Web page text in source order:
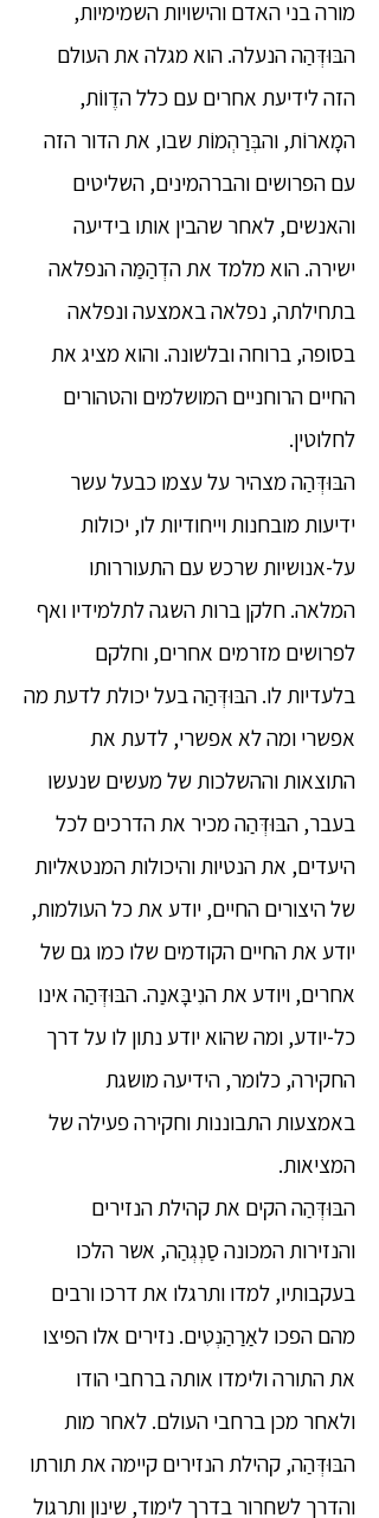
מורה בני האדם והישויות השמימיות,
הבּוּדְּהַה הנעלה. הוא מגלה את העולם
הזה לידיעת אחרים עם כלל הדֶווֹת,
המָארוֹת, והבְּרַהְמוֹת שבו, את הדור הזה
עם הפרושים והברהמינים, השליטים
והאנשים, לאחר שהבין אותו בידיעה
ישירה. הוא מלמד את הדְהַמַּה הנפלאה
בתחילתה, נפלאה באמצעה ונפלאה
בסופה, ברוחה ובלשונה. והוא מציג את
החיים הרוחניים המושלמים והטהורים
לחלוטין.
הבּוּדְּהַה מצהיר על עצמו כבעל עשר
ידיעות מובחנות וייחודיות לו, יכולות
על-אנושיות שרכש עם התעוררותו
המלאה. חלקן ברות השגה לתלמידיו ואף
לפרושים מזרמים אחרים, וחלקם
בלעדיות לו. הבּוּדְּהַה בעל יכולת לדעת מה
אפשרי ומה לא אפשרי, לדעת את
התוצאות וההשלכות של מעשים שנעשו
בעבר, הבּוּדְּהַה מכיר את הדרכים לכל
היעדים, את הנטיות והיכולות המנטאליות
של היצורים החיים, יודע את כל העולמות,
יודע את החיים הקודמים שלו כמו גם של
אחרים, ויודע את הנִיבָּאנַה. הבּוּדְּהַה אינו
כל-יודע, ומה שהוא יודע נתון לו על דרך
החקירה, כלומר, הידיעה מושגת
באמצעות התבוננות וחקירה פעילה של
המציאות.
הבּוּדְּהַה הקים את קהילת הנזירים
והנזירות המכונה סַנְגְהַה, אשר הלכו
בעקבותיו, למדו ותרגלו את דרכו ורבים
מהם הפכו לאַרַהַנְטִים. נזירים אלו הפיצו
את התורה ולימדו אותה ברחבי הודו
ולאחר מכן ברחבי העולם. לאחר מות
הבּוּדְּהַה, קהילת הנזירים קיימה את תורתו
והדרך לשחרור בדרך לימוד, שינון ותרגול